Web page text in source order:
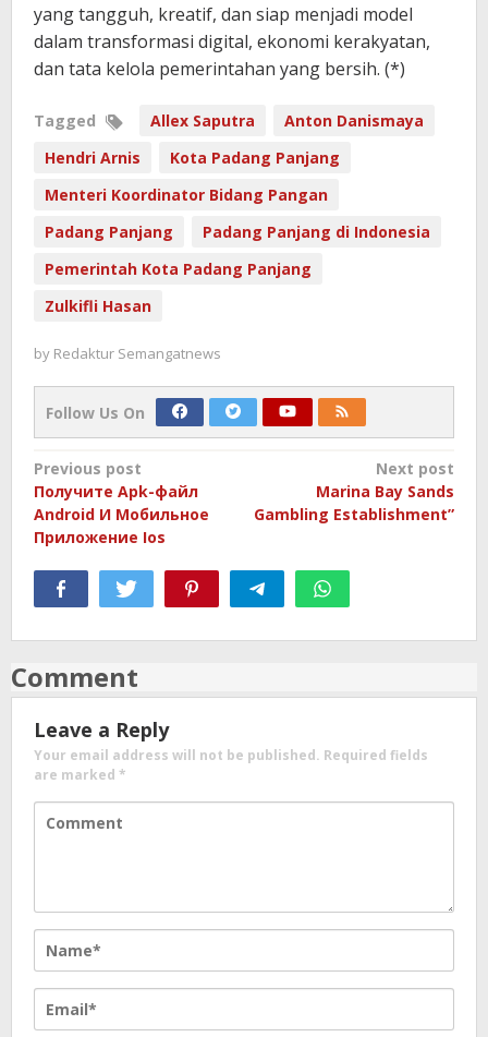
yang tangguh, kreatif, dan siap menjadi model
dalam transformasi digital, ekonomi kerakyatan,
dan tata kelola pemerintahan yang bersih. (*)
Tagged Allex Saputra
Anton Danismaya
Hendri Arnis
Kota Padang Panjang
Menteri Koordinator Bidang Pangan
Padang Panjang
Padang Panjang di Indonesia
Pemerintah Kota Padang Panjang
Zulkifli Hasan
by Redaktur Semangatnews
Follow Us On
Post
navigation
Previous post
Получите Apk-файл
Android И Мобильное
Приложение Ios
Next post
Marina Bay Sands
Gambling Establishment”
Comment
Leave a Reply
Your email address will not be published. Required fields
are marked *